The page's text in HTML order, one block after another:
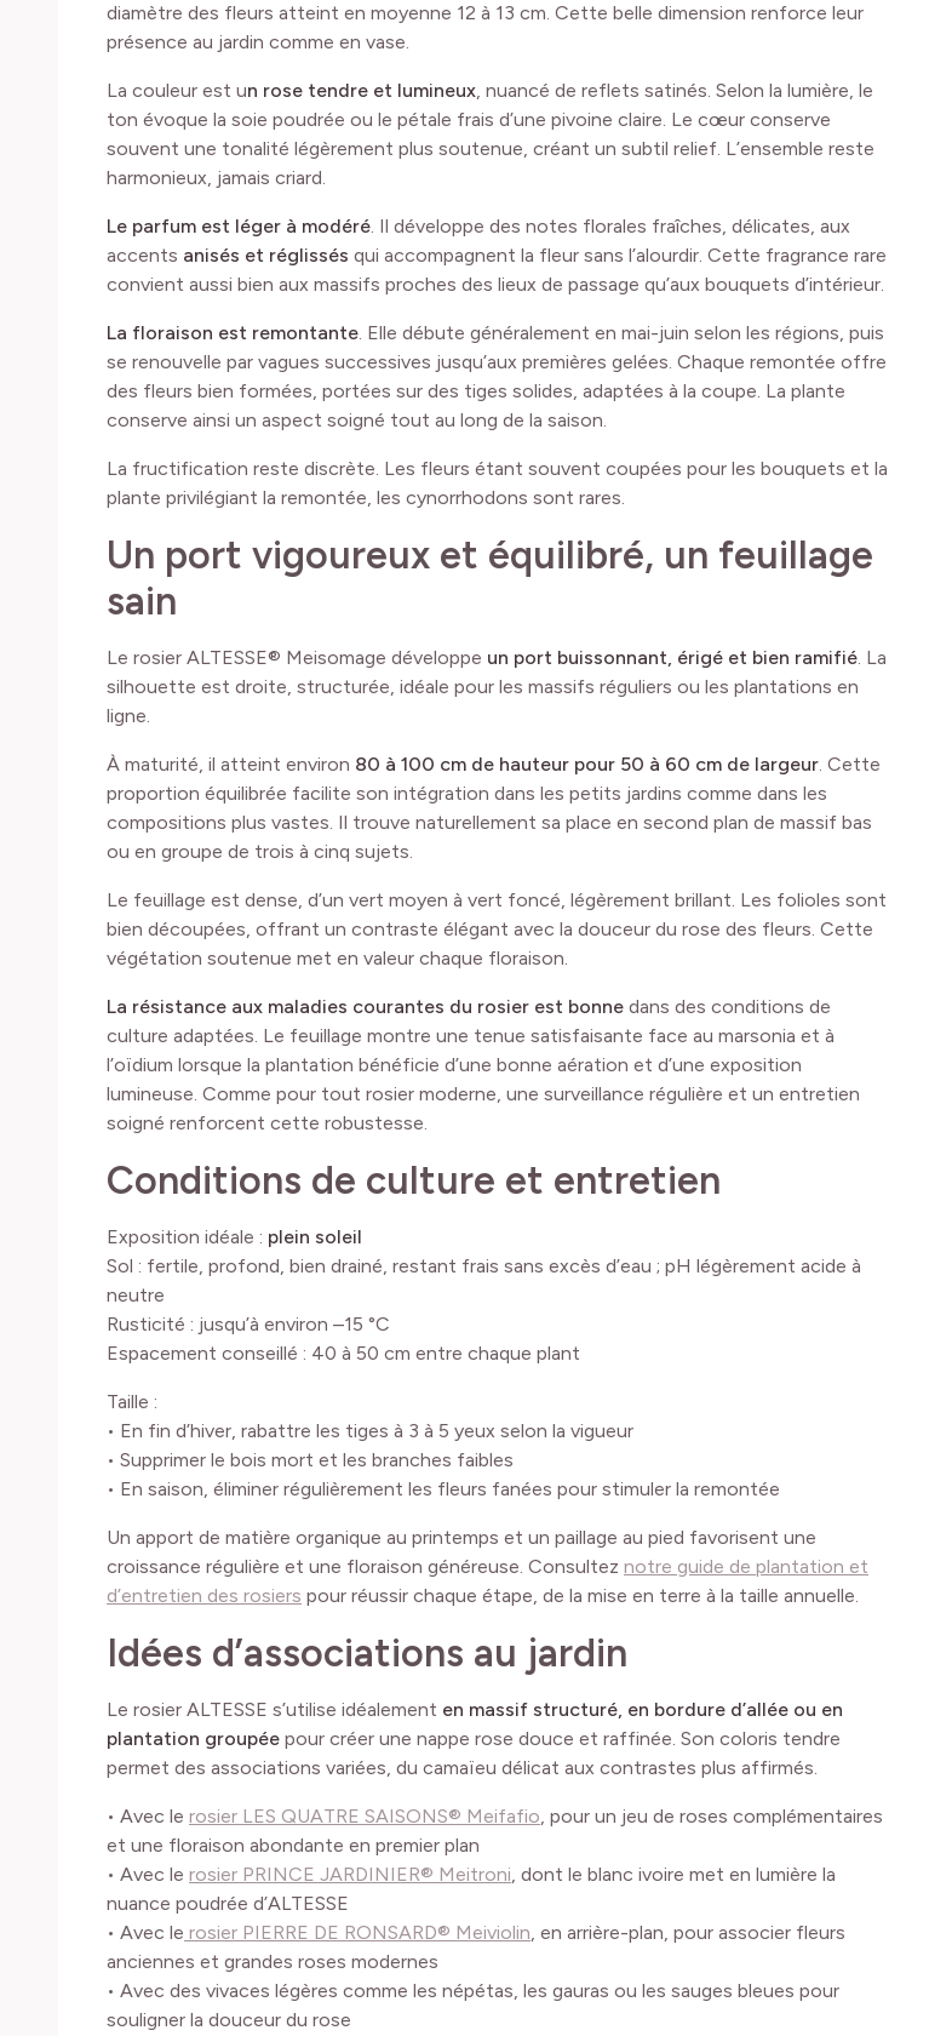
diamètre des fleurs atteint en moyenne 12 à 13 cm. Cette belle dimension renforce leur
présence au jardin comme en vase.
La couleur est un rose tendre et lumineux, nuancé de reflets satinés. Selon la lumière, le
ton évoque la soie poudrée ou le pétale frais d’une pivoine claire. Le cœur conserve
souvent une tonalité légèrement plus soutenue, créant un subtil relief. L’ensemble reste
harmonieux, jamais criard.
Le parfum est léger à modéré. Il développe des notes florales fraîches, délicates, aux
accents anisés et réglissés qui accompagnent la fleur sans l’alourdir. Cette fragrance rare
convient aussi bien aux massifs proches des lieux de passage qu’aux bouquets d’intérieur.
La floraison est remontante. Elle débute généralement en mai-juin selon les régions, puis
se renouvelle par vagues successives jusqu’aux premières gelées. Chaque remontée offre
des fleurs bien formées, portées sur des tiges solides, adaptées à la coupe. La plante
conserve ainsi un aspect soigné tout au long de la saison.
La fructification reste discrète. Les fleurs étant souvent coupées pour les bouquets et la
plante privilégiant la remontée, les cynorrhodons sont rares.
Un port vigoureux et équilibré, un feuillage
sain
Le rosier ALTESSE® Meisomage développe un port buissonnant, érigé et bien ramifié. La
silhouette est droite, structurée, idéale pour les massifs réguliers ou les plantations en
ligne.
À maturité, il atteint environ 80 à 100 cm de hauteur pour 50 à 60 cm de largeur. Cette
proportion équilibrée facilite son intégration dans les petits jardins comme dans les
compositions plus vastes. Il trouve naturellement sa place en second plan de massif bas
ou en groupe de trois à cinq sujets.
Le feuillage est dense, d’un vert moyen à vert foncé, légèrement brillant. Les folioles sont
bien découpées, offrant un contraste élégant avec la douceur du rose des fleurs. Cette
végétation soutenue met en valeur chaque floraison.
La résistance aux maladies courantes du rosier est bonne dans des conditions de
culture adaptées. Le feuillage montre une tenue satisfaisante face au marsonia et à
l’oïdium lorsque la plantation bénéficie d’une bonne aération et d’une exposition
lumineuse. Comme pour tout rosier moderne, une surveillance régulière et un entretien
soigné renforcent cette robustesse.
Conditions de culture et entretien
Exposition idéale : plein soleil
Sol : fertile, profond, bien drainé, restant frais sans excès d’eau ; pH légèrement acide à
neutre
Rusticité : jusqu’à environ –15 °C
Espacement conseillé : 40 à 50 cm entre chaque plant
Taille :
• En fin d’hiver, rabattre les tiges à 3 à 5 yeux selon la vigueur
• Supprimer le bois mort et les branches faibles
• En saison, éliminer régulièrement les fleurs fanées pour stimuler la remontée
Un apport de matière organique au printemps et un paillage au pied favorisent une
croissance régulière et une floraison généreuse. Consultez notre guide de plantation et
d’entretien des rosiers pour réussir chaque étape, de la mise en terre à la taille annuelle.
Idées d’associations au jardin
Le rosier ALTESSE s’utilise idéalement en massif structuré, en bordure d’allée ou en
plantation groupée pour créer une nappe rose douce et raffinée. Son coloris tendre
permet des associations variées, du camaïeu délicat aux contrastes plus affirmés.
• Avec le rosier LES QUATRE SAISONS® Meifafio, pour un jeu de roses complémentaires
et une floraison abondante en premier plan
• Avec le rosier PRINCE JARDINIER® Meitroni, dont le blanc ivoire met en lumière la
nuance poudrée d’ALTESSE
• Avec le rosier PIERRE DE RONSARD® Meiviolin, en arrière-plan, pour associer fleurs
anciennes et grandes roses modernes
• Avec des vivaces légères comme les népétas, les gauras ou les sauges bleues pour
souligner la douceur du rose